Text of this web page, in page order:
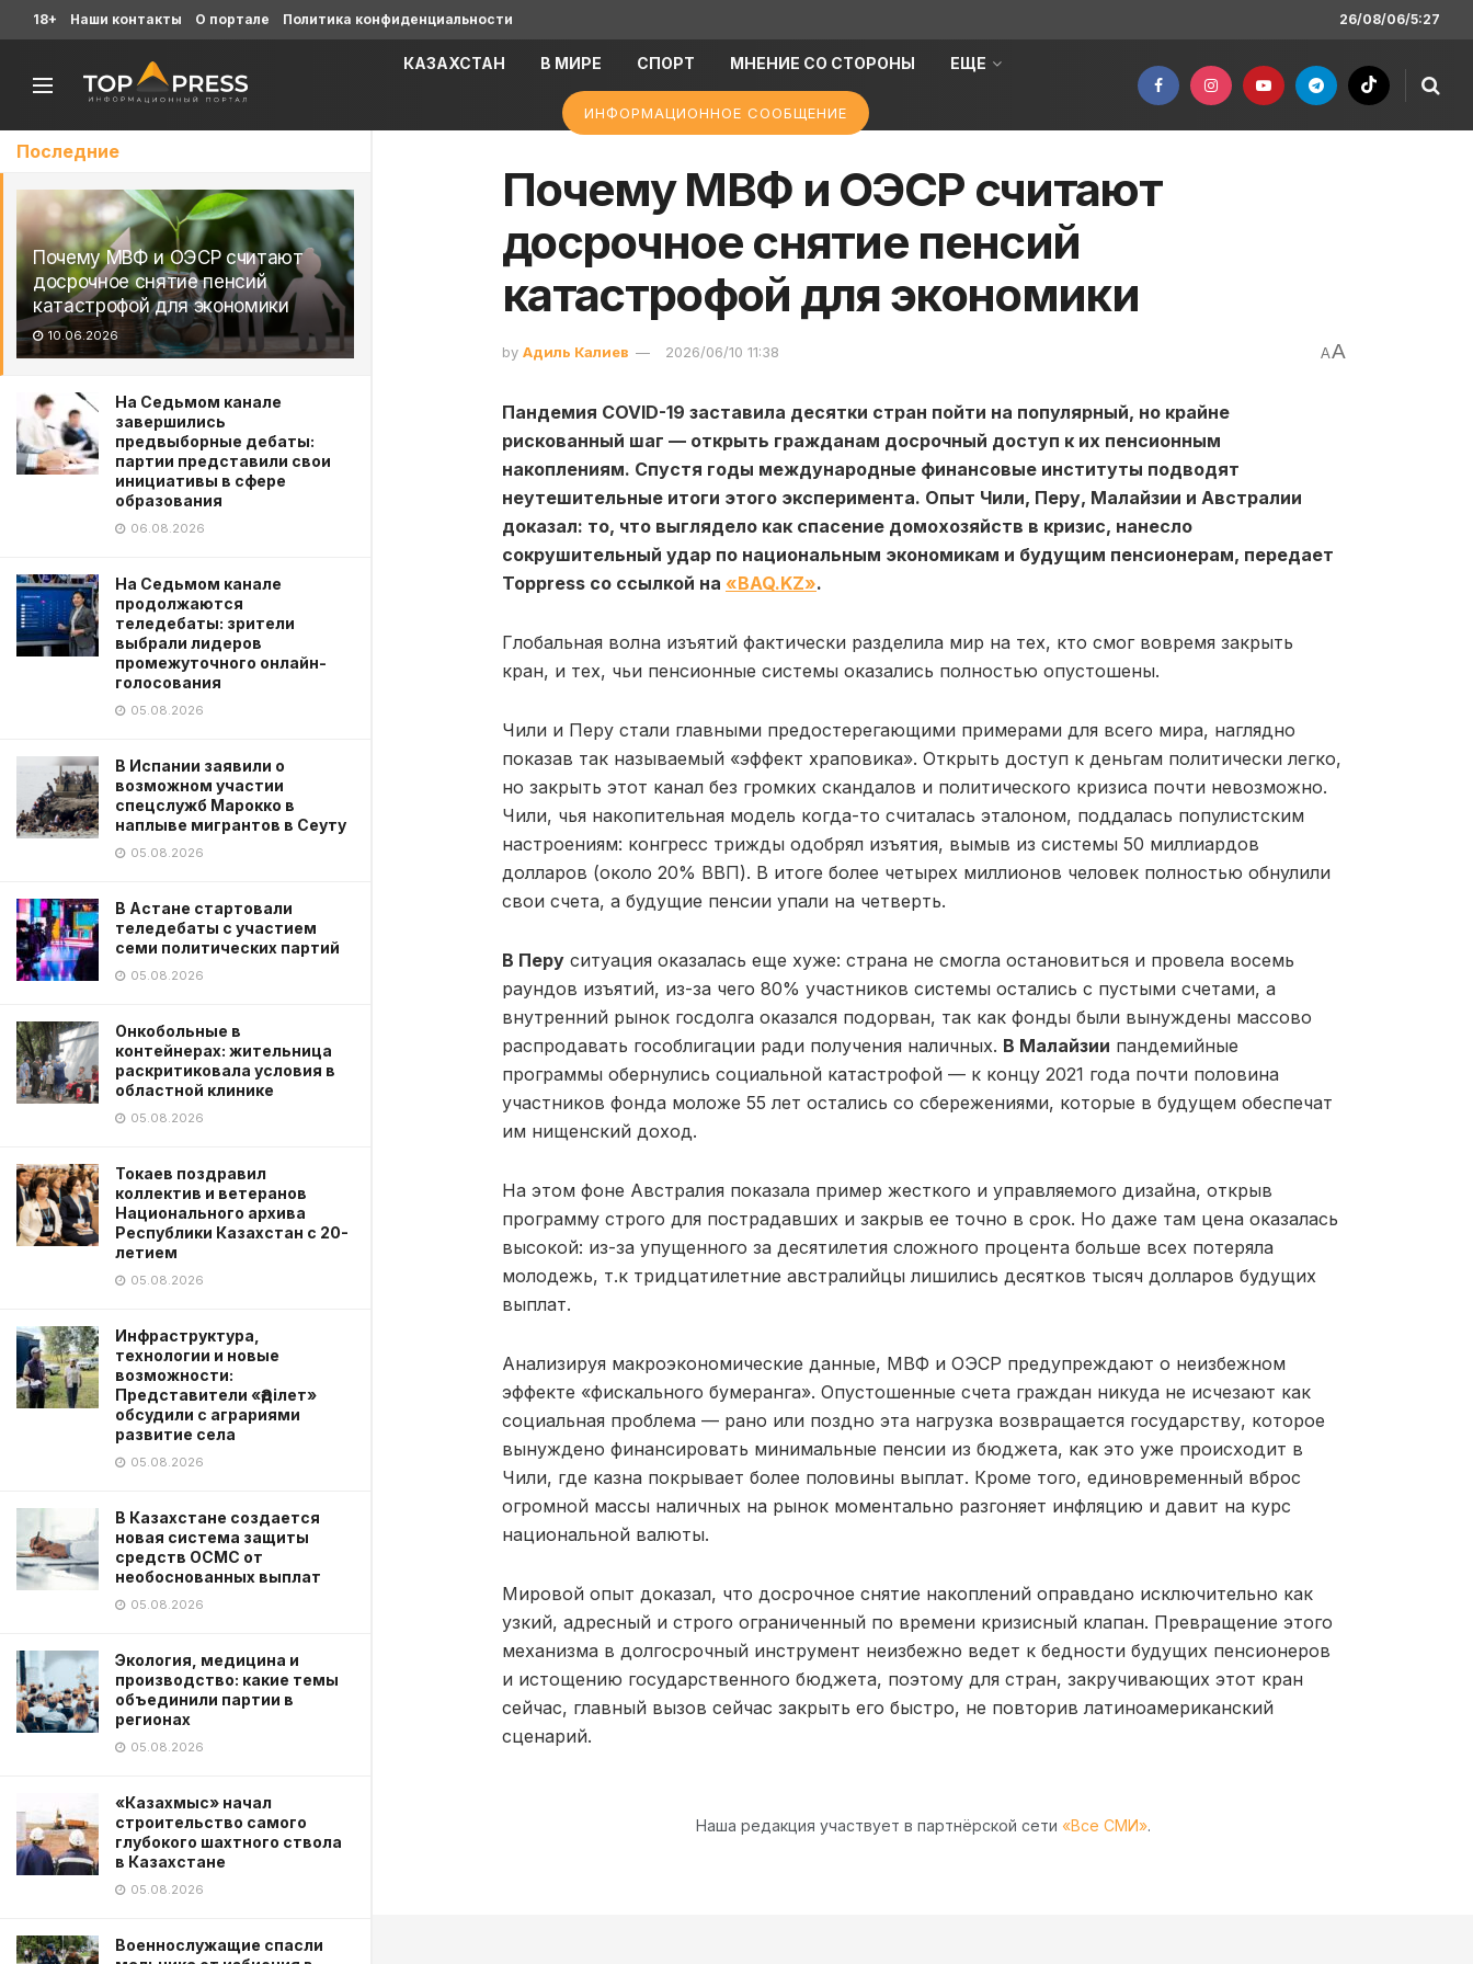
Последние
Почему МВФ и ОЭСР считают
досрочное снятие пенсий
катастрофой для экономики
10.06.2026
На Седьмом канале
завершились
предвыборные дебаты:
партии представили свои
инициативы в сфере
образования
06.08.2026
На Седьмом канале
продолжаются
теледебаты: зрители
выбрали лидеров
промежуточного онлайн-
голосования
05.08.2026
В Испании заявили о
возможном участии
спецслужб Марокко в
наплыве мигрантов в Сеуту
05.08.2026
В Астане стартовали
теледебаты с участием
семи политических партий
05.08.2026
Онкобольные в
контейнерах: жительница
раскритиковала условия в
областной клинике
05.08.2026
Токаев поздравил
коллектив и ветеранов
Национального архива
Республики Казахстан с 20-
летием
05.08.2026
Инфраструктура,
технологии и новые
возможности:
Представители «Әділет»
обсудили с аграриями
развитие села
05.08.2026
В Казахстане создается
новая система защиты
средств ОСМС от
необоснованных выплат
05.08.2026
Экология, медицина и
производство: какие темы
объединили партии в
регионах
05.08.2026
«Казахмыс» начал
строительство самого
глубокого шахтного ствола
в Казахстане
05.08.2026
Военнослужащие спасли
18+ Наши контакты О портале Политика конфиденциальности 26/08/06/5:27
КАЗАХСТАН В МИРЕ СПОРТ МНЕНИЕ СО СТОРОНЫ ЕЩЕ
ИНФОРМАЦИОННОЕ СООБЩЕНИЕ
Почему МВФ и ОЭСР считают
досрочное снятие пенсий
катастрофой для экономики
by Адиль Калиев 2026/06/10 11:38 AA
Пандемия COVID-19 заставила десятки стран пойти на популярный, но крайне
рискованный шаг — открыть гражданам досрочный доступ к их пенсионным
накоплениям. Спустя годы международные финансовые институты подводят
неутешительные итоги этого эксперимента. Опыт Чили, Перу, Малайзии и Австралии
доказал: то, что выглядело как спасение домохозяйств в кризис, нанесло
сокрушительный удар по национальным экономикам и будущим пенсионерам, передает
Toppress со ссылкой на «BAQ.KZ».
Глобальная волна изъятий фактически разделила мир на тех, кто смог вовремя закрыть
кран, и тех, чьи пенсионные системы оказались полностью опустошены.
Чили и Перу стали главными предостерегающими примерами для всего мира, наглядно
показав так называемый «эффект храповика». Открыть доступ к деньгам политически легко,
но закрыть этот канал без громких скандалов и политического кризиса почти невозможно.
Чили, чья накопительная модель когда-то считалась эталоном, поддалась популистским
настроениям: конгресс трижды одобрял изъятия, вымыв из системы 50 миллиардов
долларов (около 20% ВВП). В итоге более четырех миллионов человек полностью обнулили
свои счета, а будущие пенсии упали на четверть.
В Перу ситуация оказалась еще хуже: страна не смогла остановиться и провела восемь
раундов изъятий, из-за чего 80% участников системы остались с пустыми счетами, а
внутренний рынок госдолга оказался подорван, так как фонды были вынуждены массово
распродавать гособлигации ради получения наличных. В Малайзии пандемийные
программы обернулись социальной катастрофой — к концу 2021 года почти половина
участников фонда моложе 55 лет остались со сбережениями, которые в будущем обеспечат
им нищенский доход.
На этом фоне Австралия показала пример жесткого и управляемого дизайна, открыв
программу строго для пострадавших и закрыв ее точно в срок. Но даже там цена оказалась
высокой: из-за упущенного за десятилетия сложного процента больше всех потеряла
молодежь, т.к тридцатилетние австралийцы лишились десятков тысяч долларов будущих
выплат.
Анализируя макроэкономические данные, МВФ и ОЭСР предупреждают о неизбежном
эффекте «фискального бумеранга». Опустошенные счета граждан никуда не исчезают как
социальная проблема — рано или поздно эта нагрузка возвращается государству, которое
вынуждено финансировать минимальные пенсии из бюджета, как это уже происходит в
Чили, где казна покрывает более половины выплат. Кроме того, единовременный вброс
огромной массы наличных на рынок моментально разгоняет инфляцию и давит на курс
национальной валюты.
Мировой опыт доказал, что досрочное снятие накоплений оправдано исключительно как
узкий, адресный и строго ограниченный по времени кризисный клапан. Превращение этого
механизма в долгосрочный инструмент неизбежно ведет к бедности будущих пенсионеров
и истощению государственного бюджета, поэтому для стран, закручивающих этот кран
сейчас, главный вызов сейчас закрыть его быстро, не повторив латиноамериканский
сценарий.
Наша редакция участвует в партнёрской сети «Все СМИ».